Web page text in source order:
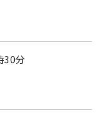
30分